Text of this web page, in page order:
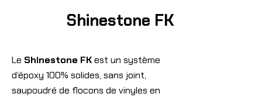
Shinestone FK
Le Shinestone FKest un système
d’époxy 100% solides, sans joint,
saupoudré de flocons de vinyles en